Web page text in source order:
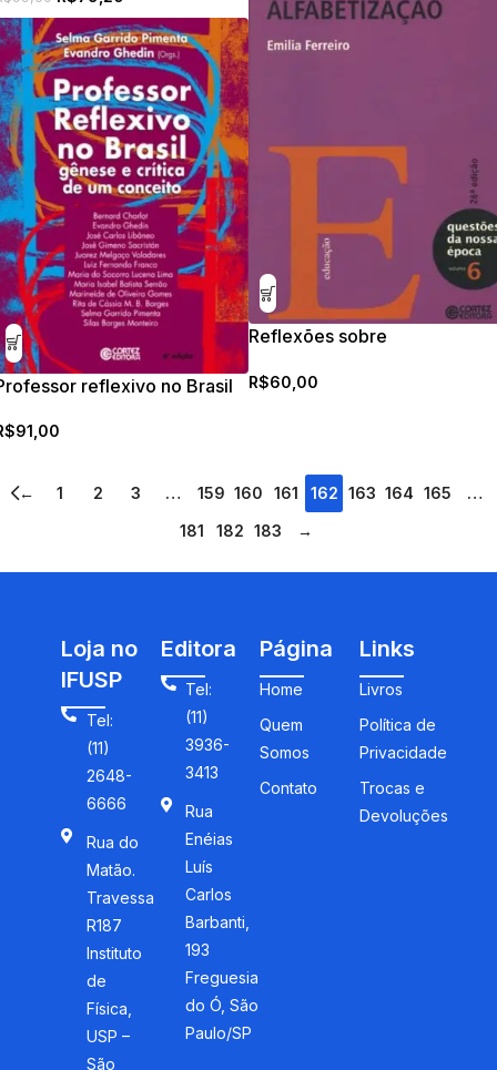
Reflexões sobre
R$60,00
reflexivo no Brasil
91,00
← 1 2 3 … 159 160 161 162 163 164 165
…
181
182 183 →
Loja no
IFUSP
Tel:
(11)
2648-
6666
Rua do
Matão.
Travessa
R187
Instituto
de
Física,
USP –
São
Editora
Tel:
(11)
3936-
3413
Rua
Enéias
Luís
Carlos
Barbanti,
193
Freguesia
do Ó, São
Paulo/SP
Página
Home
Quem
Somos
Contato
Links
Livros
Política de
Privacidade
Trocas e
Devoluções